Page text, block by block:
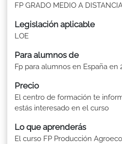
FP GRADO MEDIO A
Legislación aplicable
LOE
Para alumnos de
Fp para alumnos en España en
Precio
El centro de formación te
estás interesado en el curso
Lo que aprenderás
El curso FP Producción